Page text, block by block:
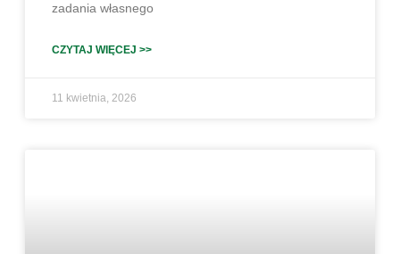
zadania własnego
CZYTAJ WIĘCEJ >>
11 kwietnia, 2026